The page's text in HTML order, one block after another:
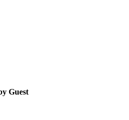
Guest